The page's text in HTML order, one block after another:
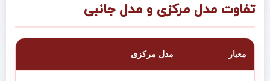
تفاوت مدل مرکزی و مدل جانبی
معیار مدل مرکزی